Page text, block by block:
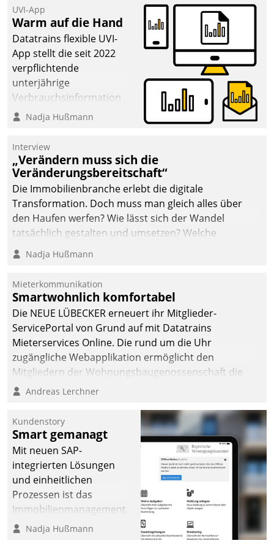
UVI-App
Warm auf die Hand
Datatrains flexible UVI-
App stellt die seit 2022
verpflichtende
unterjährige
Verbrauchsinformation
schnell, zuverlässig und
Die monatlichen
Mitteilungen zum
Heizungs- und
Wasserverbrauch gehen
automatisiert, vollständig
und auf Wunsch über
mehrere zuvor
Kommunikationswege bei
Nadja Hußmann
Interview
„Verändern muss sich die
Veränderungsbereitschaft“
Die Immobilienbranche erlebt die digitale
Transformation. Doch muss man gleich alles über
den Haufen werfen? Wie lässt sich der Wandel
tatsächlich gestalten und umsetzen? Welche
Argumente zählen wirklich?
Nadja Hußmann
Mieterkommunikation
Smartwohnlich komfortabel
Die NEUE LÜBECKER erneuert ihr Mitglieder-
ServicePortal von Grund auf mit Datatrains
Mieterservices Online. Die rund um die Uhr
zugängliche Webapplikation ermöglicht den
Mitgliedern der Wohnungs­bau­genossenschaft die
Kontaktaufnahme per Smartphone, Tablet oder PC.
Andreas Lerchner
Kundenstory
Smart gemanagt
Mit neuen SAP-
integrierten Lösungen
und einheitlichen
Prozessen ist das
Immobilienmanagement
der Bayerischen
Nadja Hußmann